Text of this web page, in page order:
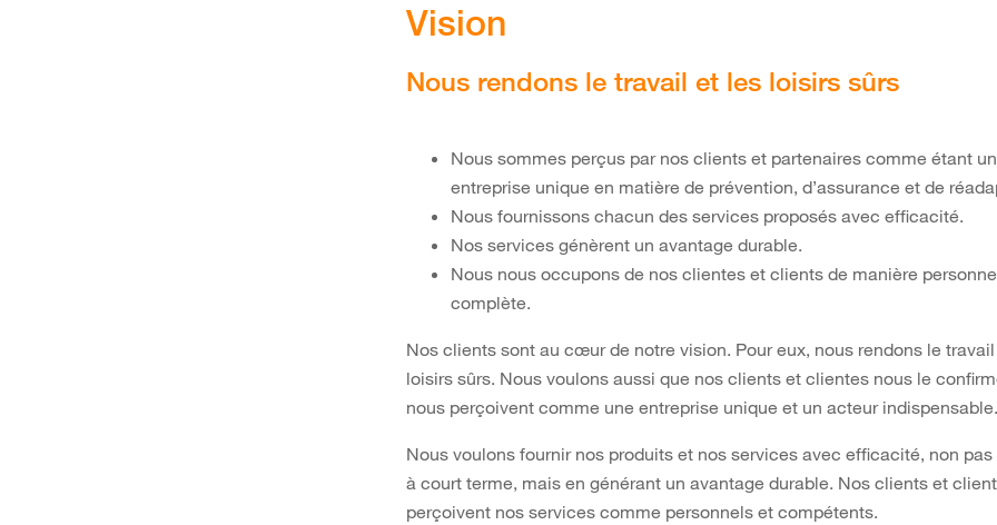
Vision
Nous rendons le travail et les loisirs sûrs
Nous sommes perçus par nos clients et partenaires comme étant
entreprise unique en matière de prévention, d’assurance et de
Nous fournissons chacun des services proposés avec efficacité.
Nos services génèrent un avantage durable.
Nous nous occupons de nos clientes et clients de manière
complète.
Nos clients sont au cœur de notre vision. Pour eux, nous rendons le
loisirs sûrs. Nous voulons aussi que nos clients et clientes nous le
nous perçoivent comme une entreprise unique et un acteur indispensable.
Nous voulons fournir nos produits et nos services avec efficacité, non
à court terme, mais en générant un avantage durable. Nos clients et
perçoivent nos services comme personnels et compétents.